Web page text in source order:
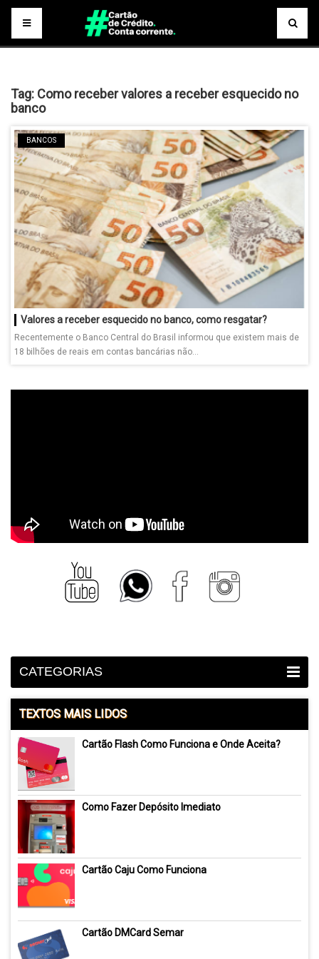
Tag: Como receber valores a receber esquecido no
banco
BANCOS
Valores a receber esquecido no banco, como resgatar?
Recentemente o Banco Central do Brasil informou que existem mais de
18 bilhões de reais em contas bancárias não...
CATEGORIAS
TEXTOS MAIS LIDOS
Cartão Flash Como Funciona e Onde Aceita?
Como Fazer Depósito Imediato
Cartão Caju Como Funciona
Cartão DMCard Semar